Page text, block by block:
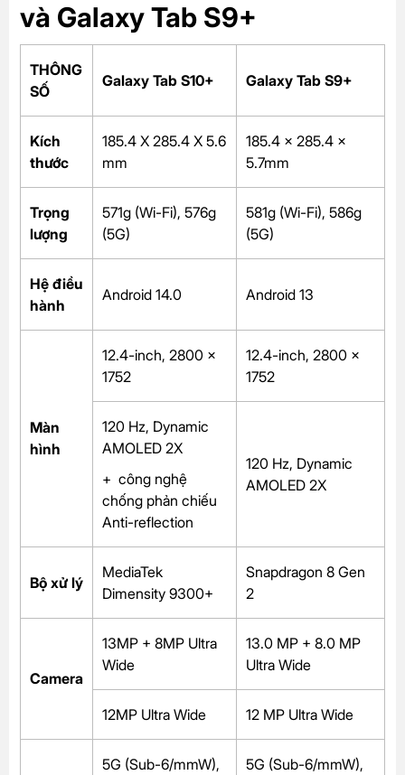
và Galaxy Tab S9+
THÔNG
SỐ
Galaxy Tab S10+ Galaxy Tab S9+
Kích
thước
185.4 X 285.4 X 5.6
mm
185.4 x 285.4 x
5.7mm
Trọng
lượng
571g (Wi-Fi), 576g
(5G)
581g (Wi-Fi), 586g
(5G)
Hệ điều
hành
Android 14.0 Android 13
Màn
hình
12.4-inch, 2800 x
1752
12.4-inch, 2800 x
1752
120 Hz, Dynamic
AMOLED 2X
+ công nghệ
chống phản chiếu
Anti-reflection
120 Hz, Dynamic
AMOLED 2X
Bộ xử lý
MediaTek
Dimensity 9300+
Snapdragon 8 Gen
2
Camera
13MP + 8MP Ultra
Wide
13.0 MP + 8.0 MP
Ultra Wide
12MP Ultra Wide 12 MP Ultra Wide
5G (Sub-6/mmW),
5G (Sub-6/mmW),